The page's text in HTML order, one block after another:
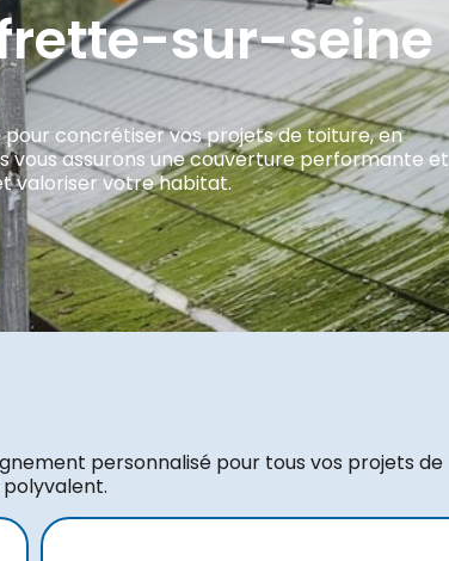
sur-seine
concrétiser vos projets de toiture, en
vous assurons une couverture performante et
valoriser votre habitat.
personnalisé pour tous vos projets de